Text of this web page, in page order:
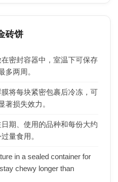
砖饼
密封容器中，室温下可保存
多两周。
将每块紧密包裹后冷冻，可
著损失效力。
期、使用的品种和每份大约
量食用。
in a sealed container for
chewy longer than